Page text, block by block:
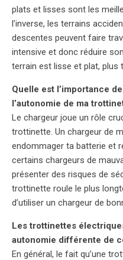
plats et lisses sont les
l’inverse, les terrains
descentes peuvent faire
intensive et donc réduire
terrain est lisse et plat, plus
Quelle est l’importance
l’autonomie de ma
Le chargeur joue un rôle
trottinette. Un chargeur de
endommager ta batterie et
certains chargeurs de
présenter des risques de
trottinette roule le plus
d’utiliser un chargeur de
Les trottinettes
autonomie différente de
En général, le fait qu’une